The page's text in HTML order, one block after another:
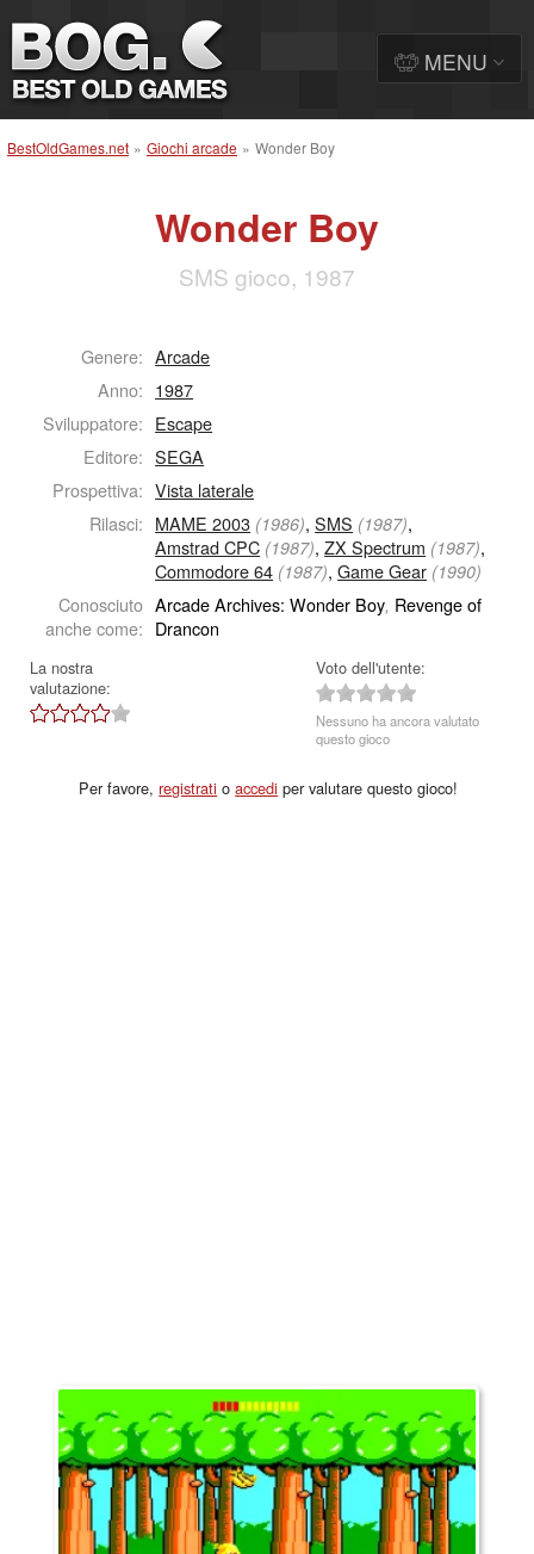
BestOldGames.net » Giochi arcade » Wonder Boy
Wonder Boy
SMS gioco, 1987
Genere: Arcade
Anno: 1987
Sviluppatore: Escape
Editore: SEGA
Prospettiva: Vista laterale
Rilasci: MAME 2003 (1986),SMS (1987),
Amstrad CPC (1987),ZX Spectrum (1987),
Commodore 64 (1987),Game Gear (1990)
Conosciuto
anche come:
Arcade Archives: Wonder Boy, Revenge of
Drancon
La nostra
valutazione:
Voto dell'utente:
Nessuno ha ancora valutato
questo gioco
Per favore,registrati oaccedi per valutare questo gioco!
MENU